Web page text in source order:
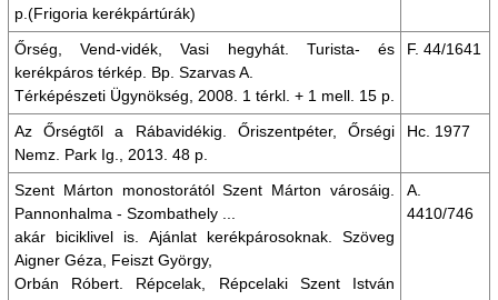
p.(Frigoria kerékpártúrák)
Őrség, Vend-vidék, Vasi hegyhát. Turista- és
kerékpáros térkép. Bp. Szarvas A.
Térképészeti Ügynökség, 2008. 1 térkl. + 1 mell. 15 p.
F. 44/1641
Az Őrségtől a Rábavidékig. Őriszentpéter, Őrségi
Nemz. Park Ig., 2013. 48 p.
Hc. 1977
Szent Márton monostorától Szent Márton városáig.
Pannonhalma - Szombathely ...
akár biciklivel is. Ajánlat kerékpárosoknak. Szöveg
Aigner Géza, Feiszt György,
Orbán Róbert. Répcelak, Répcelaki Szent István
A.
4410/746